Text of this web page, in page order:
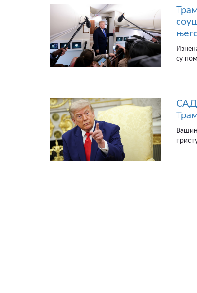
су
САД